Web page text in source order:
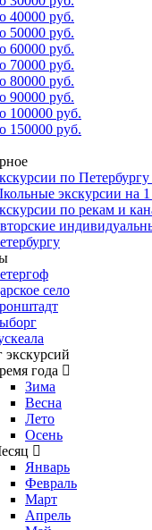
40000 руб.
50000 руб.
60000 руб.
70000 руб.
80000 руб.
90000 руб.
100000 руб.
150000 руб.
по
экскурсии на 1
по рекам и
село
экскурсий
года
Зима
Весна
Лето
Осень
Январь
Февраль
Март
Апрель